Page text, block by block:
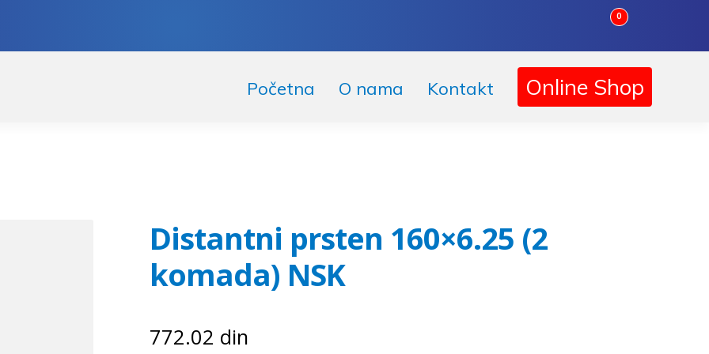
0
Početna O nama Kontakt Online Shop
Distantni prsten 160×6.25 (2
komada) NSK
772.02 din